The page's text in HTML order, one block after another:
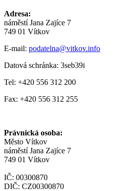
Adresa:
náměstí Jana Zajíce 7
749 01 Vítkov
E-mail: podatelna@vitkov.info
Datová schránka: 3seb39i
Tel: +420 556 312 200
Fax: +420 556 312 255
Právnická osoba:
Město Vítkov
náměstí Jana Zajíce 7
749 01 Vítkov
IČ: 00300870
DIČ: CZ00300870